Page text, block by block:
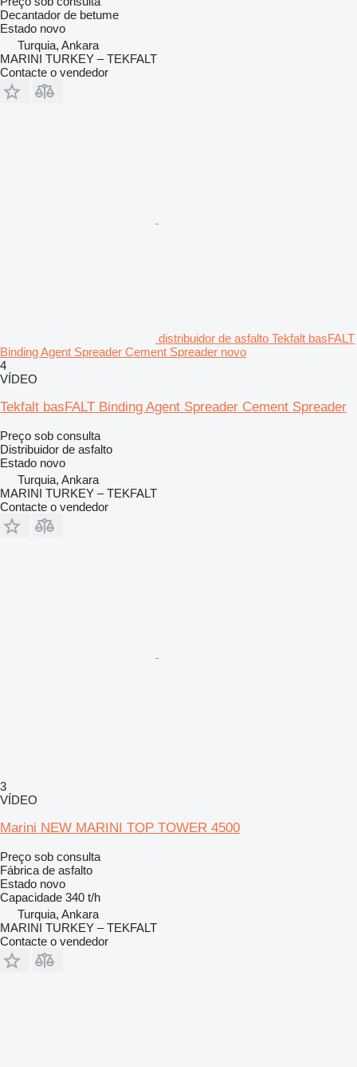
Decantador de betume
Estado novo
Turquia, Ankara
MARINI TURKEY – TEKFALT
Contacte o vendedor
distribuidor de asfalto Tekfalt basFALT
Binding Agent Spreader Cement Spreader novo
4
VÍDEO
Tekfalt basFALT Binding Agent Spreader Cement Spreader
Preço sob consulta
Distribuidor de asfalto
Estado novo
Turquia, Ankara
MARINI TURKEY – TEKFALT
Contacte o vendedor
3
VÍDEO
Marini NEW MARINI TOP TOWER 4500
Preço sob consulta
Fábrica de asfalto
Estado novo
Capacidade 340 t/h
Turquia, Ankara
MARINI TURKEY – TEKFALT
Contacte o vendedor